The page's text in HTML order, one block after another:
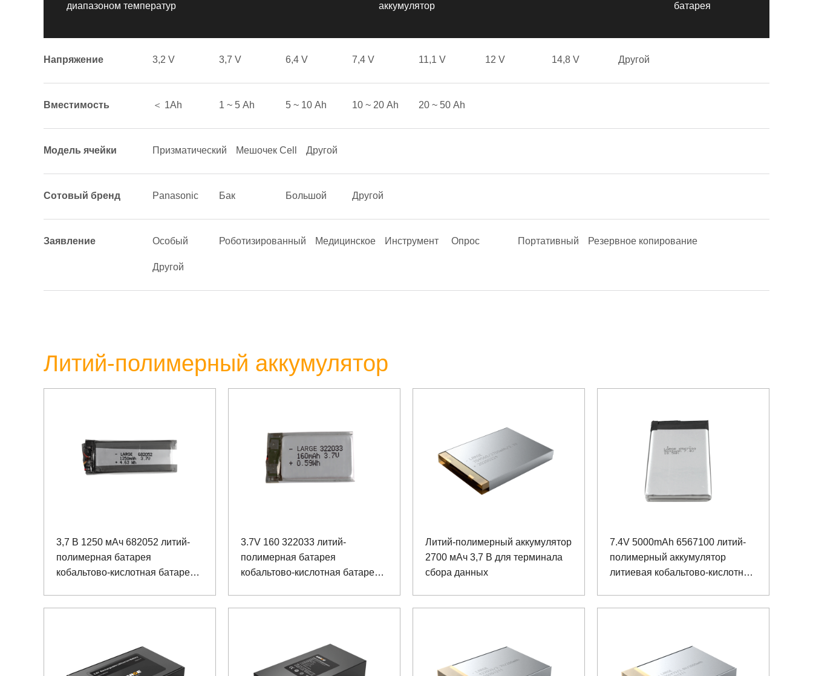
диапазоном температур аккумулятор батарея
Напряжение 3,2 V 3,7 V 6,4 V 7,4 V 11,1 V 12 V 14,8 V Другой
Вместимость ＜ 1Аh 1 ~ 5 Аh 5 ~ 10 Аh 10 ~ 20 Аh 20 ~ 50 Аh
Модель ячейки Призматический Мешочек Cell Другой
Сотовый бренд Panasonic Бак Большой Другой
Заявление Особый Роботизированный Медицинское Инструмент Опрос Портативный Резервное копирование
Другой
Литий-полимерный аккумулятор
3,7 В 1250 мАч 682052 литий-
полимерная батарея
кобальтово-кислотная батарея
3.7V 160 322033 литий-
полимерная батарея
кобальтово-кислотная батарея
Литий-полимерный аккумулятор
2700 мАч 3,7 В для терминала
сбора данных
7.4V 5000mAh 6567100 литий-
полимерный аккумулятор
литиевая кобальтово-кислотная